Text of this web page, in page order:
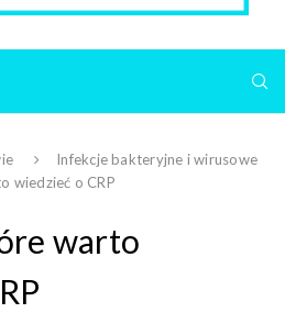
Infekcje bakteryjne i wirusowe
wiedzieć o CRP
warto